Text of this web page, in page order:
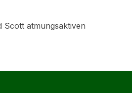
Scott atmungsaktiven